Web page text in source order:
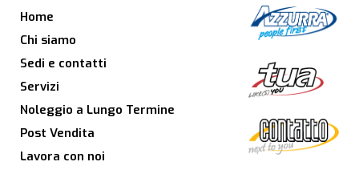
Home
Chi siamo
Sedi e contatti
Servizi
Noleggio a Lungo Termine
Post Vendita
Lavora con noi